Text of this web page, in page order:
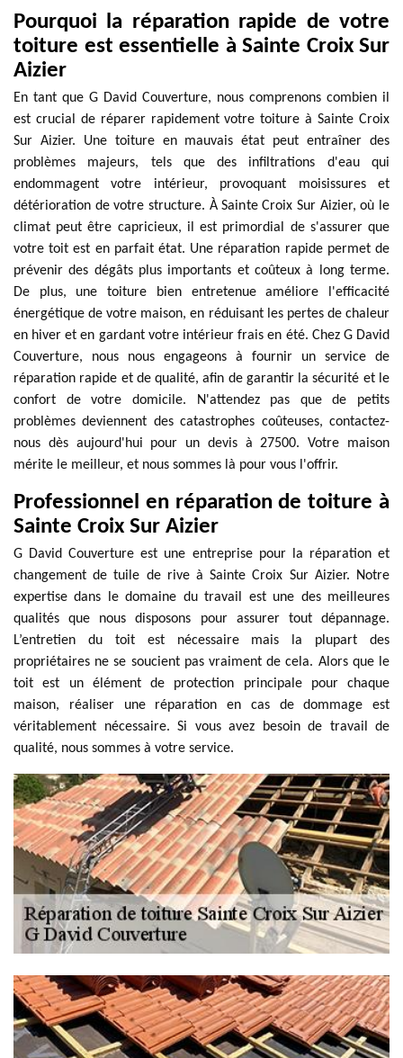
Pourquoi la réparation rapide de votre
toiture est essentielle à Sainte Croix Sur
Aizier
En tant que G David Couverture, nous comprenons combien il
est crucial de réparer rapidement votre toiture à Sainte Croix
Sur Aizier. Une toiture en mauvais état peut entraîner des
problèmes majeurs, tels que des infiltrations d'eau qui
endommagent votre intérieur, provoquant moisissures et
détérioration de votre structure. À Sainte Croix Sur Aizier, où le
climat peut être capricieux, il est primordial de s'assurer que
votre toit est en parfait état. Une réparation rapide permet de
prévenir des dégâts plus importants et coûteux à long terme.
De plus, une toiture bien entretenue améliore l'efficacité
énergétique de votre maison, en réduisant les pertes de chaleur
en hiver et en gardant votre intérieur frais en été. Chez G David
Couverture, nous nous engageons à fournir un service de
réparation rapide et de qualité, afin de garantir la sécurité et le
confort de votre domicile. N'attendez pas que de petits
problèmes deviennent des catastrophes coûteuses, contactez-
nous dès aujourd'hui pour un devis à 27500. Votre maison
mérite le meilleur, et nous sommes là pour vous l'offrir.
Professionnel en réparation de toiture à
Sainte Croix Sur Aizier
G David Couverture est une entreprise pour la réparation et
changement de tuile de rive à Sainte Croix Sur Aizier. Notre
expertise dans le domaine du travail est une des meilleures
qualités que nous disposons pour assurer tout dépannage.
L’entretien du toit est nécessaire mais la plupart des
propriétaires ne se soucient pas vraiment de cela. Alors que le
toit est un élément de protection principale pour chaque
maison, réaliser une réparation en cas de dommage est
véritablement nécessaire. Si vous avez besoin de travail de
qualité, nous sommes à votre service.